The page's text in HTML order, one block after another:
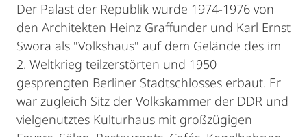
Der Palast der Republik wurde 1974-1976 von
den Architekten Heinz Graffunder und Karl Ernst
Swora als "Volkshaus" auf dem Gelände des im
2. Weltkrieg teilzerstörten und 1950
gesprengten Berliner Stadtschlosses erbaut. Er
war zugleich Sitz der Volkskammer der DDR und
vielgenutztes Kulturhaus mit großzügigen